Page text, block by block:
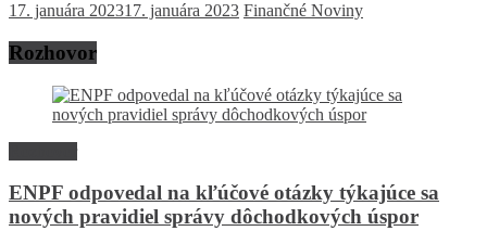
17. januára 202317. januára 2023 Finančné Noviny
Rozhovor
ENPF odpovedal na kľúčové otázky týkajúce sa
nových pravidiel správy dôchodkových úspor